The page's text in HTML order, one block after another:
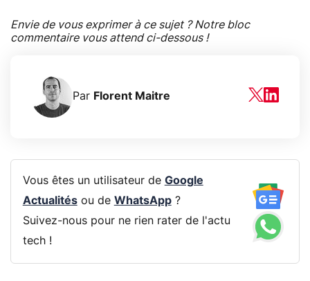
Envie de vous exprimer à ce sujet ? Notre bloc
commentaire vous attend ci-dessous !
Par Florent Maitre
Vous êtes un utilisateur de Google
Actualitésou de WhatsApp?
Suivez-nous pour ne rien rater de l'actu
tech !